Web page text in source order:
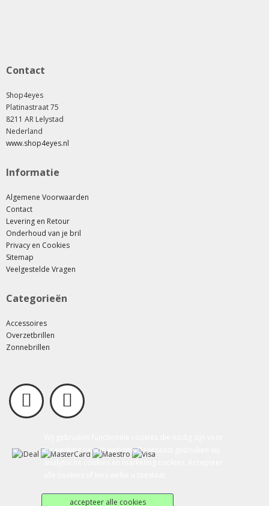
de werking van de website. Daarnaast gebruiken wij
accepteer alle cookies
Contact
Shop4eyes
Platinastraat 75
8211 AR Lelystad
Nederland
www.shop4eyes.nl
Informatie
Algemene Voorwaarden
Contact
Levering en Retour
Onderhoud van je bril
Privacy en Cookies
Sitemap
Veelgestelde Vragen
Categorieën
Accessoires
Overzetbrillen
Zonnebrillen